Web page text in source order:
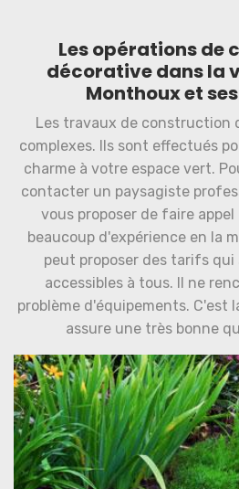
Les opérations de
décorative dans la
Monthoux et
Les travaux de construction
complexes. Ils sont effectués
charme à votre espace vert.
contacter un paysagiste
vous proposer de faire appel
beaucoup d'expérience en la
peut proposer des tarifs qui
accessibles à tous. Il ne
problème d'équipements. C'est
assure une très bonne